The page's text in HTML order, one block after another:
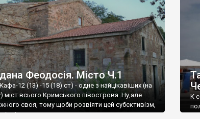
Феодосія. Місто Ч.1
12 (13) -15 (18) ст) - одне з найцікавіших (на
всього Кримського півострова .Ну,але
своя, тому щоби розвіяти цей субєктивізм,
це
К